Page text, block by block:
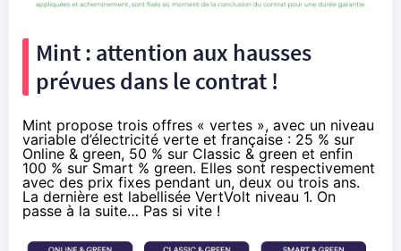
Mint : attention aux hausses
prévues dans le contrat !
Mint propose trois offres « vertes », avec un niveau
variable d’électricité verte et française : 25 % sur
Online & green, 50 % sur Classic & green et enfin
100 % sur Smart % green. Elles sont respectivement
avec des prix fixes pendant un, deux ou trois ans.
La dernière est labellisée VertVolt niveau 1. On
passe à la suite… Pas si vite !